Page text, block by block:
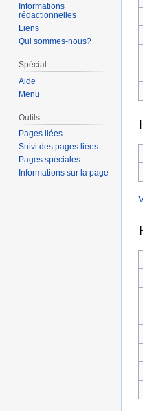
Informations
rédactionnelles
Liens
Qui sommes-nous?
Spécial
Aide
Menu
Outils
Pages liées
Suivi des pages liées
Pages spéciales
Informations sur la page